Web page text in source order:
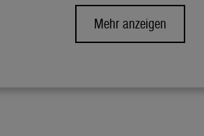
Mehr anzeigen